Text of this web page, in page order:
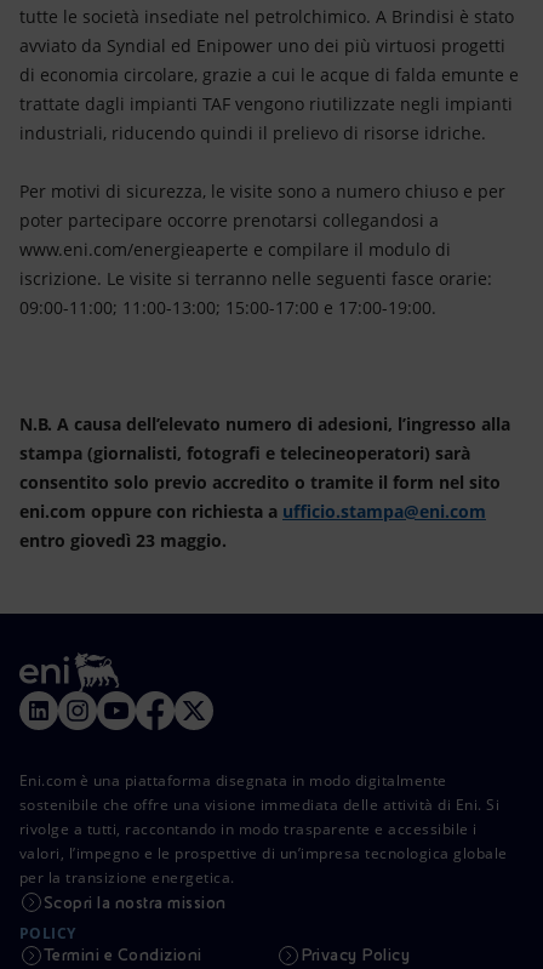
tutte le società insediate nel petrolchimico. A Brindisi è stato
avviato da Syndial ed Enipower uno dei più virtuosi progetti
di economia circolare, grazie a cui le acque di falda emunte e
trattate dagli impianti TAF vengono riutilizzate negli impianti
industriali, riducendo quindi il prelievo di risorse idriche.
Per motivi di sicurezza, le visite sono a numero chiuso e per
poter partecipare occorre prenotarsi collegandosi a
www.eni.com/energieaperte e compilare il modulo di
iscrizione. Le visite si terranno nelle seguenti fasce orarie:
09:00-11:00; 11:00-13:00; 15:00-17:00 e 17:00-19:00.
N.B. A causa dell’elevato numero di adesioni, l’ingresso alla
stampa (giornalisti, fotografi e telecineoperatori) sarà
consentito solo previo accredito o tramite il form nel sito
eni.com oppure con richiesta a ufficio.stampa@eni.com
entro giovedì 23 maggio.
Eni.com è una piattaforma disegnata in modo digitalmente
sostenibile che offre una visione immediata delle attività di Eni. Si
rivolge a tutti, raccontando in modo trasparente e accessibile i
valori, l’impegno e le prospettive di un’impresa tecnologica globale
per la transizione energetica.
Scopri la nostra mission
POLICY
Termini e Condizioni Privacy Policy